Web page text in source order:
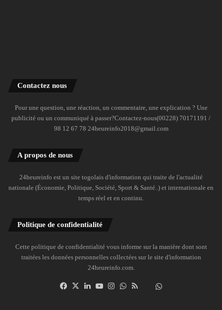
Contactez nous
Pour une question, une réaction, un commentaire, une explication ? Une
publicité ou un communiqué à passer?Contactez-nous(00228) 70171191 /
98 12 67 78 24heureinfo2018@gmail.com
A propos de nous
24heureinfo est un site togolais d'information qui traite de l'actualité
nationale (Économie, Politique, Société, Sport & Santé..) et internationale en
temps réel et en continu.
Politique de confidentialité
Cette politique de confidentialité vous informe sur la manière dont sont
traitées les données personnelles collectées sur le site d'information
24heureinfo.com.
Facebook
X LinkedinYouTubeInstagramWhatsAppDailymotion